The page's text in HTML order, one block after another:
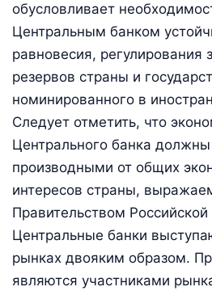
обусловливает
Центральным банком
равновесия, регулирования
резервов страны и
номинированного в
Следует отметить, что
Центрального банка
производными от общих
интересов страны,
Правительством
Центральные банки
рынках двояким образом.
являются участниками